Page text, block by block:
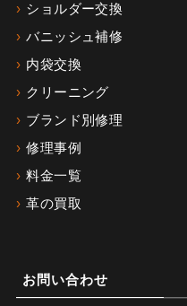
ショルダー交換
バニッシュ補修
内袋交換
クリーニング
ブランド別修理
修理事例
料金一覧
革の買取
お問い合わせ